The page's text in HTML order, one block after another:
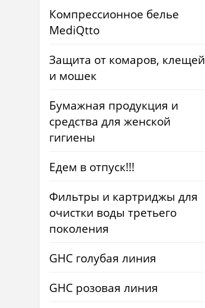
Компрессионное белье
MediQtto
Защита от комаров, клещей
и мошек
Бумажная продукция и
средства для женской
гигиены
Едем в отпуск!!!
Фильтры и картриджы для
очистки воды третьего
поколения
GHC голубая линия
GHC розовая линия